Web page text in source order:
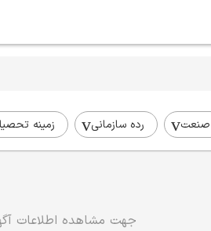
صنعت رده سازمانی زمینه
جهت مشاهده اطلاعات